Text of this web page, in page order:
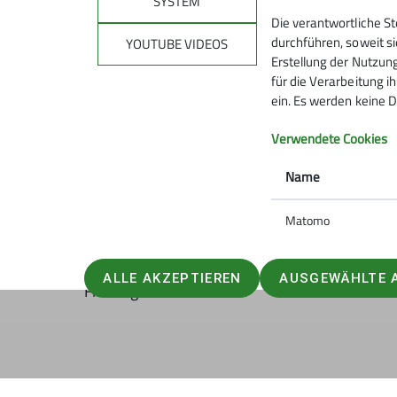
Am nächsten Tag ging wieder weit ins
Ortschaften entlang der Route hatten
ein kleiner Kiosk an einer einsamen
Fleischgerichte.
YOUTUBE VIDEOS
Die verantwortliche
durchführen, soweit
Erstellung der
für die Verarbeitung
ein. Es werden keine
Verwendete Cookies
Name
Matomo
ALLE AKZEPTIEREN AUSGEWÄHLTE